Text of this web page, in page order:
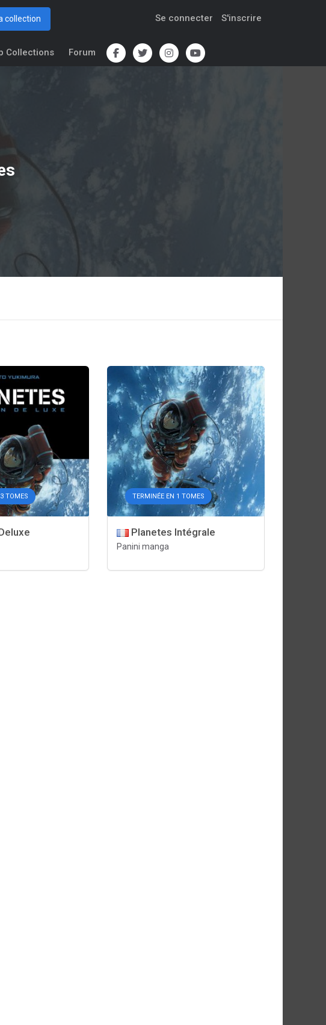
collection Se connecter S'inscrire
Collections Forum
TOMES TERMINÉE EN 1 TOMES
Planetes Intégrale
Panini manga